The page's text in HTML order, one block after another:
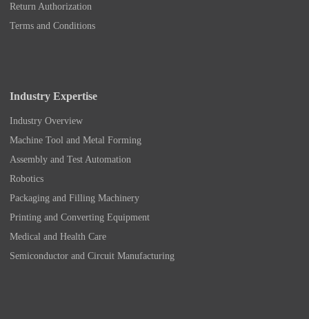
Return Authorization
Terms and Conditions
Industry Expertise
Industry Overview
Machine Tool and Metal Forming
Assembly and Test Automation
Robotics
Packaging and Filling Machinery
Printing and Converting Equipment
Medical and Health Care
Semiconductor and Circuit Manufacturing